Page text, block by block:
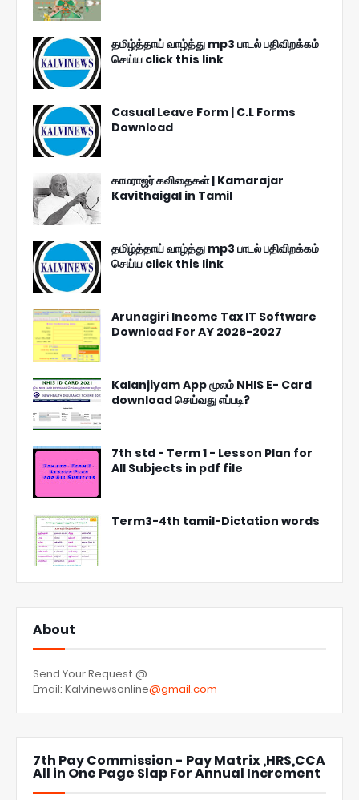
தமிழ்த்தாய் வாழ்த்து mp3 பாடல் பதிவிறக்கம்
செய்ய click this link
Casual Leave Form | C.L Forms
Download
காமராஜர் கவிதைகள் | Kamarajar
Kavithaigal in Tamil
தமிழ்த்தாய் வாழ்த்து mp3 பாடல் பதிவிறக்கம்
செய்ய click this link
Arunagiri Income Tax IT Software
Download For AY 2026-2027
Kalanjiyam App மூலம் NHIS E- Card
download செய்வது எப்படி?
7th std - Term 1 - Lesson Plan for
All Subjects in pdf file
Term3-4th tamil-Dictation words
About
Send Your Request @
Email: Kalvinewsonline@gmail.com
7th Pay Commission - Pay Matrix ,HRS,CCA
All in One Page Slap For Annual Increment